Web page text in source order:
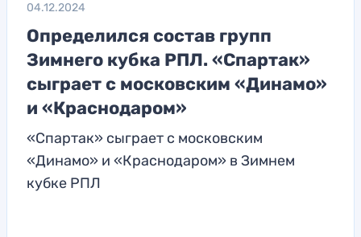
04.12.2024
Определился состав групп
Зимнего кубка РПЛ. «Спартак»
сыграет с московским «Динамо»
и «Краснодаром»
«Спартак» сыграет с московским
«Динамо» и «Краснодаром» в Зимнем
кубке РПЛ